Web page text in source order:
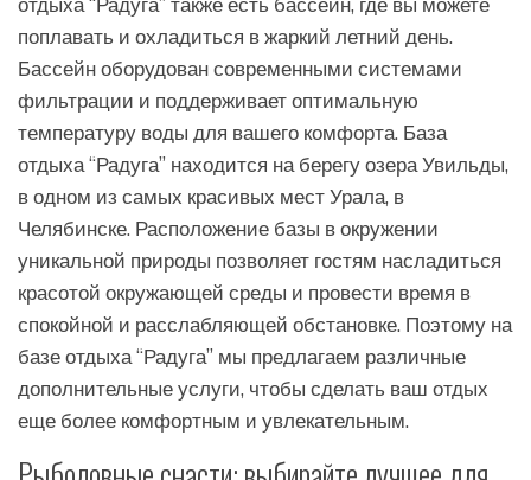
поплавать и охладиться в жаркий летний день.
Бассейн оборудован современными системами
фильтрации и поддерживает оптимальную
температуру воды для вашего комфорта. База
отдыха “Радуга” находится на берегу озера Увильды,
в одном из самых красивых мест Урала, в
Челябинске. Расположение базы в окружении
уникальной природы позволяет гостям насладиться
красотой окружающей среды и провести время в
спокойной и расслабляющей обстановке. Поэтому на
базе отдыха “Радуга” мы предлагаем различные
дополнительные услуги, чтобы сделать ваш отдых
еще более комфортным и увлекательным.